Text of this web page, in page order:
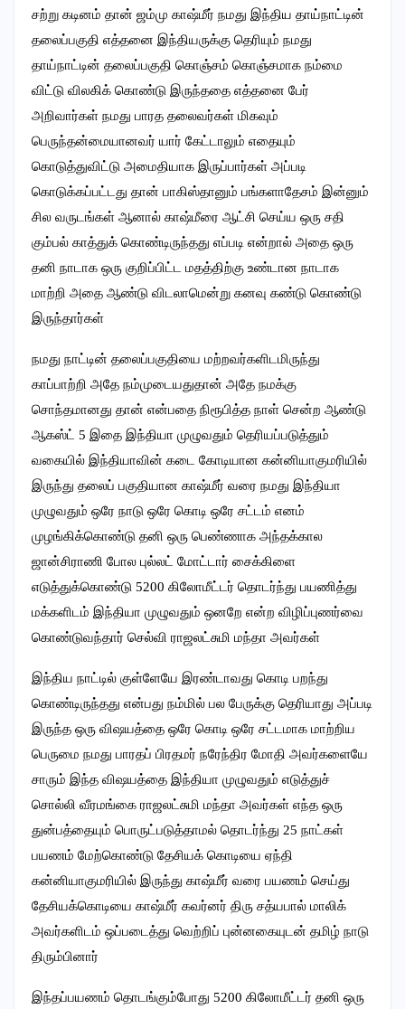
சற்று கடினம் தான் ஜம்மு காஷ்மீர் நமது இந்திய தாய்நாட்டின்
தலைப்பகுதி எத்தனை இந்தியருக்கு தெரியும் நமது
தாய்நாட்டின் தலைப்பகுதி கொஞ்சம் கொஞ்சமாக நம்மை
விட்டு விலகிக் கொண்டு இருந்ததை எத்தனை பேர்
அறிவார்கள் நமது பாரத தலைவர்கள் மிகவும்
பெருந்தன்மையானவர் யார் கேட்டாலும் எதையும்
கொடுத்துவிட்டு அமைதியாக இருப்பார்கள் அப்படி
கொடுக்கப்பட்டது தான் பாகிஸ்தானும் பங்களாதேசம் இன்னும்
சில வருடங்கள் ஆனால் காஷ்மீரை ஆட்சி செய்ய ஒரு சதி
கும்பல் காத்துக் கொண்டிருந்தது எப்படி என்றால் அதை ஒரு
தனி நாடாக ஒரு குறிப்பிட்ட மதத்திற்கு உண்டான நாடாக
மாற்றி அதை ஆண்டு விடலாமென்று கனவு கண்டு கொண்டு
இருந்தார்கள்
நமது நாட்டின் தலைப்பகுதியை மற்றவர்களிடமிருந்து
காப்பாற்றி அதே நம்முடையதுதான் அதே நமக்கு
சொந்தமானது தான் என்பதை நிரூபித்த நாள் சென்ற ஆண்டு
ஆகஸ்ட் 5 இதை இந்தியா முழுவதும் தெரியப்படுத்தும்
வகையில் இந்தியாவின் கடை கோடியான கன்னியாகுமரியில்
இருந்து தலைப் பகுதியான காஷ்மீர் வரை நமது இந்தியா
முழுவதும் ஒரே நாடு ஒரே கொடி ஒரே சட்டம் எனம்
முழங்கிக்கொண்டு தனி ஒரு பெண்ணாக அந்தக்கால
ஜான்சிராணி போல புல்லட் மோட்டார் சைக்கிளை
எடுத்துக்கொண்டு 5200 கிலோமீட்டர் தொடர்ந்து பயணித்து
மக்களிடம் இந்தியா முழுவதும் ஒனறே என்ற விழிப்புணர்வை
கொண்டுவந்தார் செல்வி ராஜலட்சுமி மந்தா அவர்கள்
இந்திய நாட்டில் குள்ளேயே இரண்டாவது கொடி பறந்து
கொண்டிருந்தது என்பது நம்மில் பல பேருக்கு தெரியாது அப்படி
இருந்த ஒரு விஷயத்தை ஒரே கொடி ஒரே சட்டமாக மாற்றிய
பெருமை நமது பாரதப் பிரதமர் நரேந்திர மோதி அவர்களையே
சாரும் இந்த விஷயத்தை இந்தியா முழுவதும் எடுத்துச்
சொல்லி வீரமங்கை ராஜலட்சுமி மந்தா அவர்கள் எந்த ஒரு
துன்பத்தையும் பொருட்படுத்தாமல் தொடர்ந்து 25 நாட்கள்
பயணம் மேற்கொண்டு தேசியக் கொடியை ஏந்தி
கன்னியாகுமரியில் இருந்து காஷ்மீர் வரை பயணம் செய்து
தேசியக்கொடியை காஷ்மீர் கவர்னர் திரு சத்யபால் மாலிக்
அவர்களிடம் ஒப்படைத்து வெற்றிப் புன்னகையுடன் தமிழ் நாடு
திரும்பினார்
இந்தப்பயணம் தொடங்கும்போது 5200 கிலோமீட்டர் தனி ஒரு